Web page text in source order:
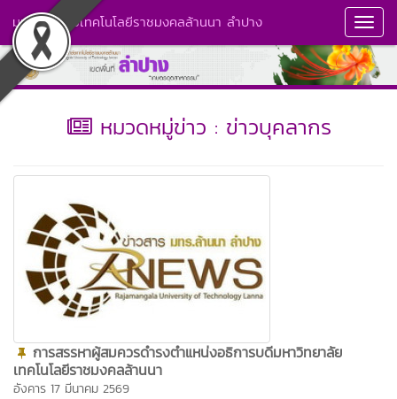
มหาวิทยาลัยเทคโนโลยีราชมงคลล้านนา ลำปาง
หมวดหมู่ข่าว : ข่าวบุคลากร
การสรรหาผู้สมควรดำรงตำแหน่งอธิการบดีมหาวิทยาลัย
เทคโนโลยีราชมงคลล้านนา
อังคาร 17 มีนาคม 2569